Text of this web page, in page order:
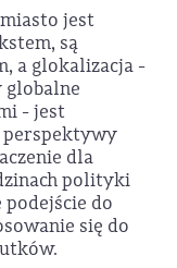
jest
są
a glokalizacja -
globalne
- jest
perspektywy
dla
polityki
do
się do